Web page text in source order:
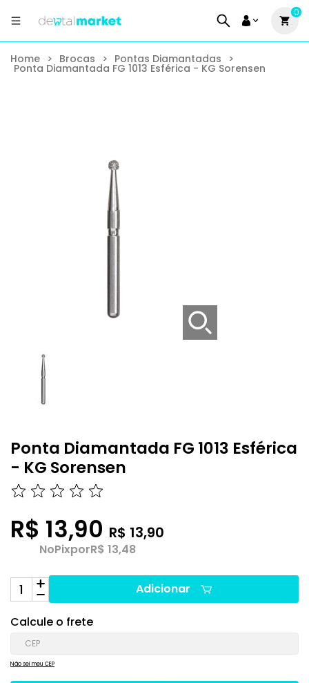
0
Home > Brocas > Pontas Diamantadas >
Ponta Diamantada FG 1013 Esférica - KG Sorensen
Ponta Diamantada FG 1013 Esférica
- KG Sorensen
R$ 13,90 R$ 13,90
NoPixporR$ 13,48
Adicionar
Calcule o frete
Não sei meu CEP